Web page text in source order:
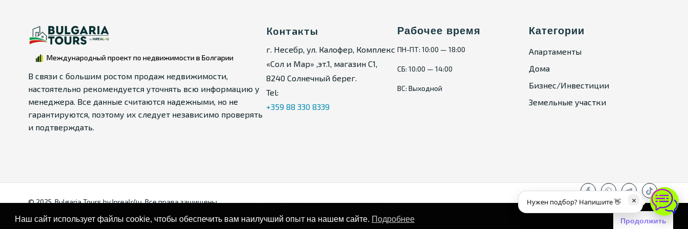
Международный проект по недвижимости в Болгарии
В связи с большим ростом продаж недвижимости,
настоятельно рекомендуется уточнять всю информацию у
менеджера. Все данные считаются надежными, но не
гарантируются, поэтому их следует независимо проверять
и подтверждать.
Контакты
г. Несебр, ул. Калофер, Комплекс
«Сол и Мар» ,эт.1, магазин С1,
8240 Солнечный берег.
Tel:
+359 88 330 8339
Рабочее время
ПН-ПТ: 10:00 — 18:00
СБ: 10:00 — 14:00
ВС: Выходной
Категории
Апартаменты
Дома
Бизнес/Инвестиции
Земельные участки
© 2025. Bulgaria Tours by Inrealr4u. Все права зашищены. Карта сайтаПолитика конфиденциальности ×
Нужен подбор? Напишите 👋
Наш сайт использует файлы cookie, чтобы обеспечить вам наилучший опыт на нашем сайте. Подробнее Продолжить